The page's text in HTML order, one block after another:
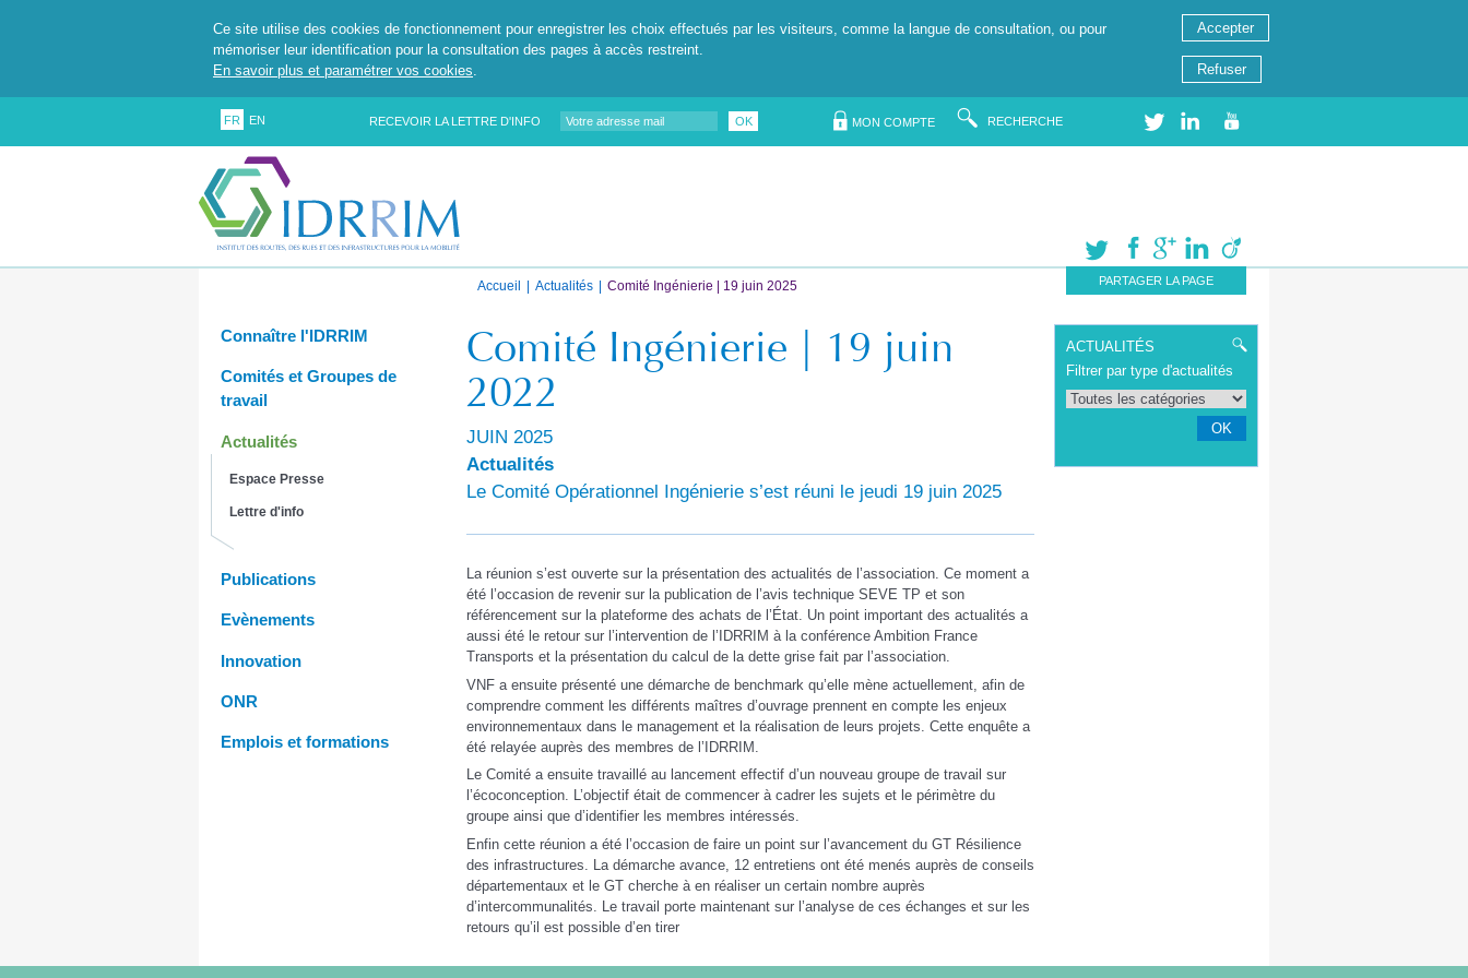
Ce site utilise des cookies de fonctionnement pour enregistrer les choix effectués par les visiteurs, comme la langue de consultation, ou pour
mémoriser leur identification pour la consultation des pages à accès restreint.
En savoir plus et paramétrer vos cookies
Accepter
Refuser
FR EN RECEVOIR LA LETTRE D'INFO OK MON COMPTE RECHERCHE
PARTAGER LA PAGE
Accueil Actualités Comité Ingénierie | 19 juin 2025
Connaître l'IDRRIM
Comités et Groupes de
travail
Actualités
Espace Presse
Lettre d'info
Publications
Evènements
Innovation
ONR
Emplois et formations
Comité Ingénierie | 19 juin
2022
JUIN 2025
Actualités
Le Comité Opérationnel Ingénierie s’est réuni le jeudi 19 juin 2025
La réunion s’est ouverte sur la présentation des actualités de l’association. Ce moment a
été l’occasion de revenir sur la publication de l’avis technique SEVE TP et son
référencement sur la plateforme des achats de l’État. Un point important des actualités a
aussi été le retour sur l’intervention de l’IDRRIM à la conférence Ambition France
Transports et la présentation du calcul de la dette grise fait par l’association.
VNF a ensuite présenté une démarche de benchmark qu’elle mène actuellement, afin de
comprendre comment les différents maîtres d’ouvrage prennent en compte les enjeux
environnementaux dans le management et la réalisation de leurs projets. Cette enquête a
été relayée auprès des membres de l’IDRRIM.
Le Comité a ensuite travaillé au lancement effectif d’un nouveau groupe de travail sur
l’écoconception. L’objectif était de commencer à cadrer les sujets et le périmètre du
groupe ainsi que d’identifier les membres intéressés.
Enfin cette réunion a été l’occasion de faire un point sur l’avancement du GT Résilience
des infrastructures. La démarche avance, 12 entretiens ont été menés auprès de conseils
départementaux et le GT cherche à en réaliser un certain nombre auprès
d’intercommunalités. Le travail porte maintenant sur l’analyse de ces échanges et sur les
retours qu’il est possible d’en tirer
ACTUALITÉS
Filtrer par type d'actualités
OK